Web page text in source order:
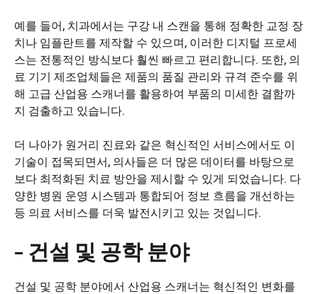
예를 들어, 치과에서는 구강 내 스캔을 통해 정확한 교정 장
치나 임플란트를 제작할 수 있으며, 이러한 디지털 프로세
스는 전통적인 방식보다 훨씬 빠르고 편리합니다. 또한, 의
료 기기 제조업체들은 제품의 품질 관리와 규격 준수를 위
해 고급 산업용 스캐너를 활용하여 부품의 미세한 결함까
지 검출하고 있습니다.
더 나아가 원거리 진료와 같은 혁신적인 서비스에서도 이
기술이 접목되면서, 의사들은 더 많은 데이터를 바탕으로
보다 최적화된 치료 방안을 제시할 수 있게 되었습니다. 다
양한 병원 운영 시스템과 통합되어 정보 흐름을 개선하는
등 의료 서비스를 더욱 발전시키고 있는 것입니다.
– 건설 및 공학 분야
건설 및 공학 분야에서 산업용 스캐너는 혁신적인 변화를